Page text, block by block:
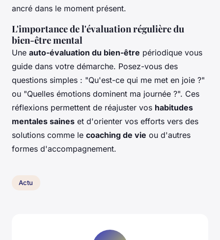
ancré dans le moment présent.
L'importance de l'évaluation régulière du
bien-être mental
Une auto-évaluation du bien-être périodique vous
guide dans votre démarche. Posez-vous des
questions simples : "Qu'est-ce qui me met en joie ?"
ou "Quelles émotions dominent ma journée ?". Ces
réflexions permettent de réajuster vos habitudes
mentales saines et d'orienter vos efforts vers des
solutions comme le coaching de vie ou d'autres
formes d'accompagnement.
Actu